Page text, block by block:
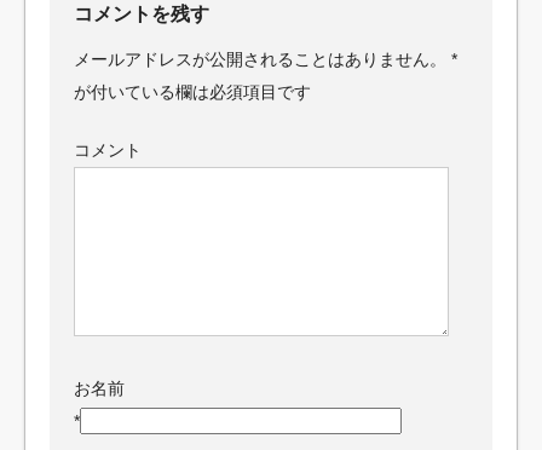
コメントを残す
メールアドレスが公開されることはありません。
*
が付いている欄は必須項目です
コメント
お名前
*